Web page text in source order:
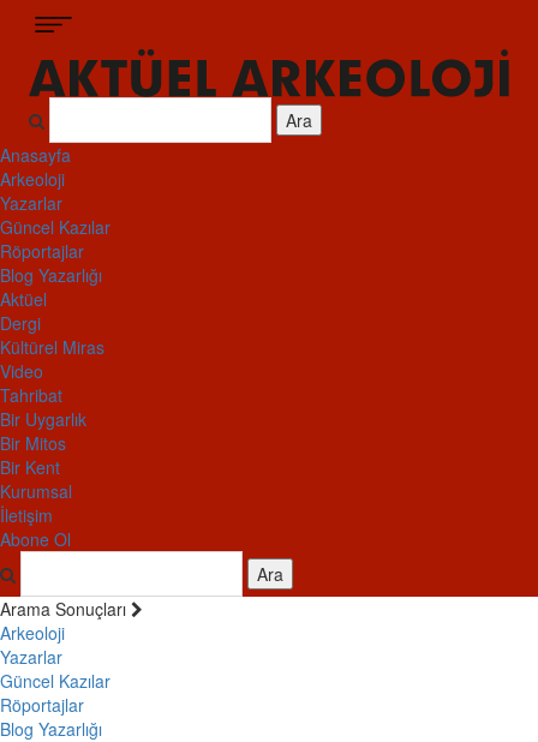
Ara
Anasayfa
Arkeoloji
Yazarlar
Güncel Kazılar
Röportajlar
Blog Yazarlığı
Aktüel
Dergi
Kültürel Miras
Video
Tahribat
Bir Uygarlık
Bir Mitos
Bir Kent
Kurumsal
İletişim
Abone Ol
Ara
Arama Sonuçları
Arkeoloji
Yazarlar
Güncel Kazılar
Röportajlar
Blog Yazarlığı